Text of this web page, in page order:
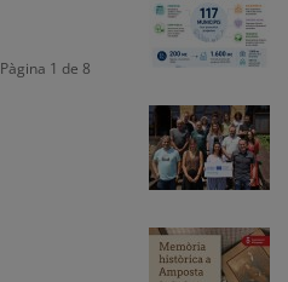
Pàgina 1 de 8